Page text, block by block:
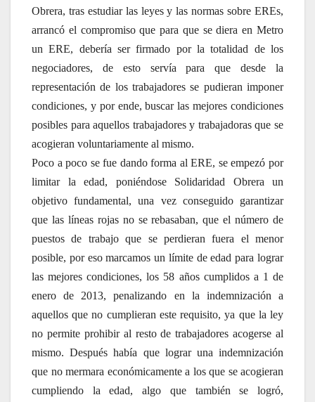
Obrera, tras estudiar las leyes y las normas sobre EREs,
arrancó el compromiso que para que se diera en Metro
un ERE, debería ser firmado por la totalidad de los
negociadores, de esto servía para que desde la
representación de los trabajadores se pudieran imponer
condiciones, y por ende, buscar las mejores condiciones
posibles para aquellos trabajadores y trabajadoras que se
acogieran voluntariamente al mismo.
Poco a poco se fue dando forma al ERE, se empezó por
limitar la edad, poniéndose Solidaridad Obrera un
objetivo fundamental, una vez conseguido garantizar
que las líneas rojas no se rebasaban, que el número de
puestos de trabajo que se perdieran fuera el menor
posible, por eso marcamos un límite de edad para lograr
las mejores condiciones, los 58 años cumplidos a 1 de
enero de 2013, penalizando en la indemnización a
aquellos que no cumplieran este requisito, ya que la ley
no permite prohibir al resto de trabajadores acogerse al
mismo. Después había que lograr una indemnización
que no mermara económicamente a los que se acogieran
cumpliendo la edad, algo que también se logró,